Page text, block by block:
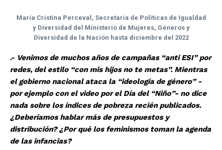
María Cristina Perceval, Secretaria de Políticas de Igualdad
y Diversidad del Ministerio de Mujeres, Géneros y
Diversidad de la Nación hasta diciembre del 2022
.- Venimos de muchos años de campañas “anti ESI” por
redes, del estilo “con mis hijos no te metas”. Mientras
el gobierno nacional ataca la “ideología de género” -
por ejemplo con el video por el Día del “Niño”- no dice
nada sobre los índices de pobreza recién publicados.
¿Deberíamos hablar más de presupuestos y
distribución? ¿Por qué los feminismos toman la agenda
de las infancias?